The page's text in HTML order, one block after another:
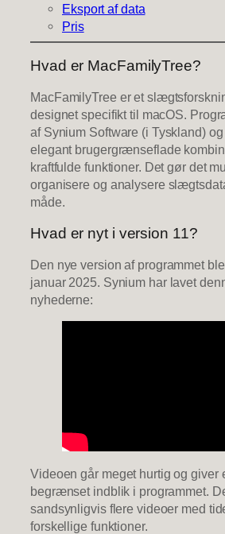
Eksport af data
Pris
Hvad er MacFamilyTree?
MacFamilyTree er et
designet specifikt til macOS.
af Synium Software (i Tyskland)
elegant brugergrænseflade
kraftfulde funktioner. Det gør det
organisere og analysere
måde.
Hvad er nyt i version 11?
Den nye version af programmet
januar 2025. Synium har lavet
nyhederne:
Videoen går meget hurtig og giver
begrænset indblik i programmet.
sandsynligvis flere videoer med
forskellige funktioner.